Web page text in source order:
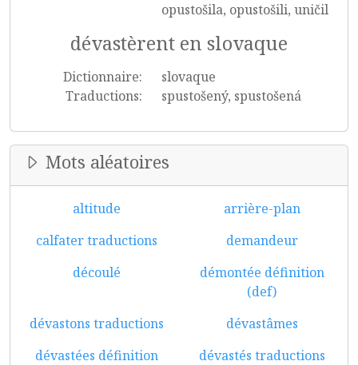
opustošila, opustošili, uničil
dévastèrent en slovaque
Dictionnaire:
slovaque
Traductions:
spustošený, spustošená
Mots aléatoires
altitude
arrière-plan
calfater traductions
demandeur
découlé
démontée définition
(def)
dévastons traductions
dévastâmes
dévastées définition
dévastés traductions